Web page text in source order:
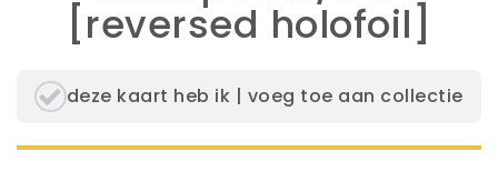
[reversed holofoil]
deze kaart heb ik | voeg toe aan collectie